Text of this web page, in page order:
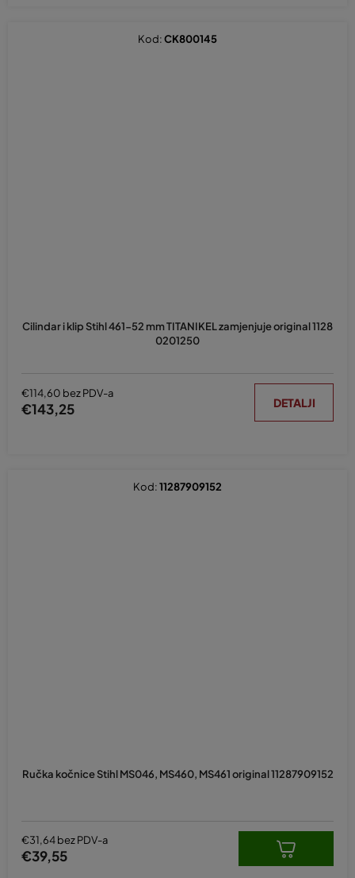
Cilindar i klip Stihl 461-52 mm TITANIKEL zamjenjuje original 1128
0201250
€114,60 bez PDV-a
€143,25 DETALJI
Kod:CK800145
Ručka kočnice Stihl MS046, MS460, MS461 original 11287909152
€31,64 bez PDV-a
€39,55
Kod:11287909152